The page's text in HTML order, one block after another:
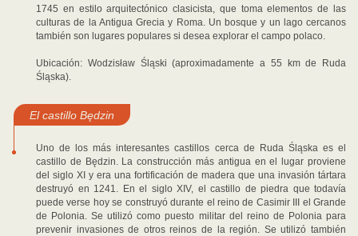
1745 en estilo arquitectónico clasicista, que toma elementos de las
culturas de la Antigua Grecia y Roma. Un bosque y un lago cercanos
también son lugares populares si desea explorar el campo polaco.
Ubicación: Wodzisław Śląski (aproximadamente a 55 km de Ruda
Śląska).
El castillo Będzin
Uno de los más interesantes castillos cerca de Ruda Śląska es el
castillo de Będzin. La construcción más antigua en el lugar proviene
del siglo XI y era una fortificación de madera que una invasión tártara
destruyó en 1241. En el siglo XIV, el castillo de piedra que todavía
puede verse hoy se construyó durante el reino de Casimir III el Grande
de Polonia. Se utilizó como puesto militar del reino de Polonia para
prevenir invasiones de otros reinos de la región. Se utilizó también